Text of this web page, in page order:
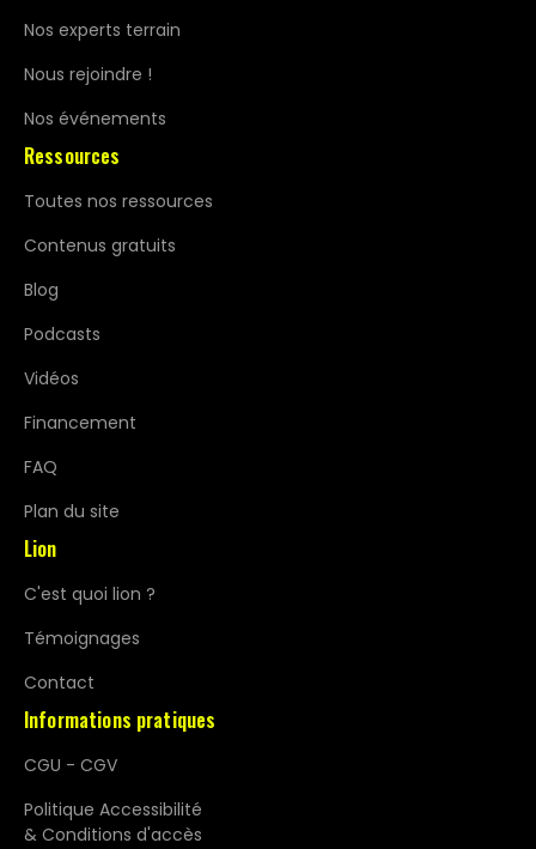
Nos experts terrain
Nous rejoindre !
Nos événements
Ressources
Toutes nos ressources
Contenus gratuits
Blog
Podcasts
Vidéos
Financement
FAQ
Plan du site
Lion
C'est quoi lion ?
Témoignages
Contact
Informations pratiques
CGU - CGV
Politique Accessibilité
& Conditions d'accès